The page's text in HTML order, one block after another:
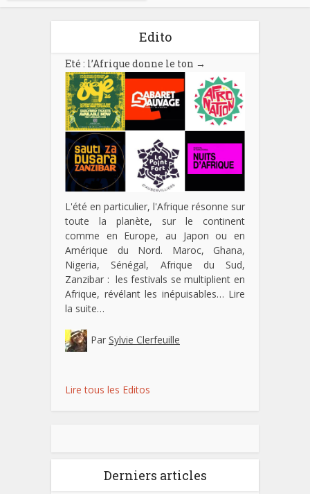
Edito
Eté : l’Afrique donne le ton →
L'été en particulier, l'Afrique résonne sur
toute la planète, sur le continent
comme en Europe, au Japon ou en
Amérique du Nord. Maroc, Ghana,
Nigeria, Sénégal, Afrique du Sud,
Zanzibar : les festivals se multiplient en
Afrique, révélant les inépuisables… Lire
la suite…
Par Sylvie Clerfeuille
Lire tous les Editos
Derniers articles